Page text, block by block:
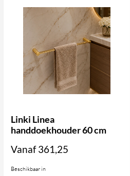
Linki Linea
handdoekhouder 60 cm
Vanaf361,25
Beschikbaar in